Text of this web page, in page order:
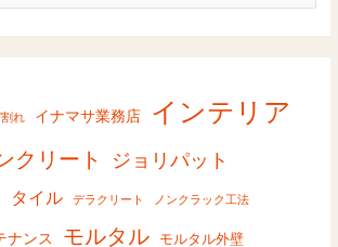
れ イナマサ業務店 インテリア
クリート ジョリパット
タイル デラクリート ノンクラック工法
ナンス モルタル モルタル外壁